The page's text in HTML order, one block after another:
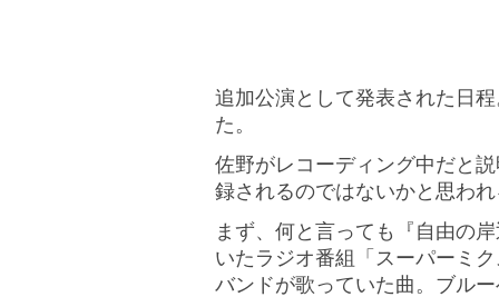
追加公演として発表された日
た。
佐野がレコーディング中だと
録されるのではないかと思わ
まず、何と言っても『自由の
いたラジオ番組「スーパーミ
バンドが歌っていた曲。ブル